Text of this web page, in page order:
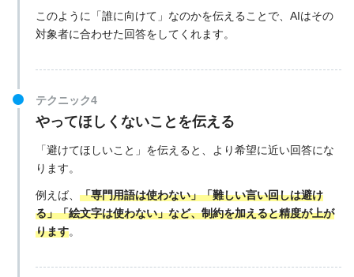
このように「誰に向けて」なのかを伝えることで、AIはその
対象者に合わせた回答をしてくれます。
テクニック4
やってほしくないことを伝える
「避けてほしいこと」を伝えると、より希望に近い回答にな
ります。
例えば、 「専門用語は使わない」「難しい言い回しは避け
る」「絵文字は使わない」など、制約を加えると精度が上が
ります。